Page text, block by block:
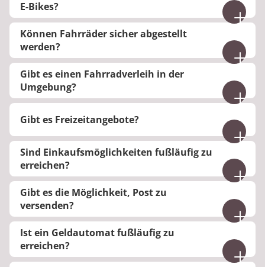
E-Bikes?
Nein, es gibt keine elektrische Ladestation.
Können Fahrräder sicher abgestellt
werden?
Nein, es gibt keine Möglichkeit der gesicherten
oder überwachten Fahrradaufbewahrung.
Gibt es einen Fahrradverleih in der
Umgebung?
Bitte informieren Sie sich bei der
Tourismusinformation des Staatsbades Bad
Salzuflen über die Verleihmöglichkeit von
Fahrrädern.
Gibt es Freizeitangebote?
Es gibt Freizeitangebote. Bitte beachten Sie die
Aushänge in der Klinik.
Sind Einkaufsmöglichkeiten fußläufig zu
erreichen?
In der 2,5 Kilometer entfernten Innenstadt
befinden sich verschiedene Einkaufsmöglichkeiten.
Gibt es die Möglichkeit, Post zu
versenden?
Ja, es gibt einen Briefkasten in der Klinik, der
regelmäßig geleert wird. Briefmarken können Sie
in der Cafeteria kaufen.
Ist ein Geldautomat fußläufig zu
erreichen?